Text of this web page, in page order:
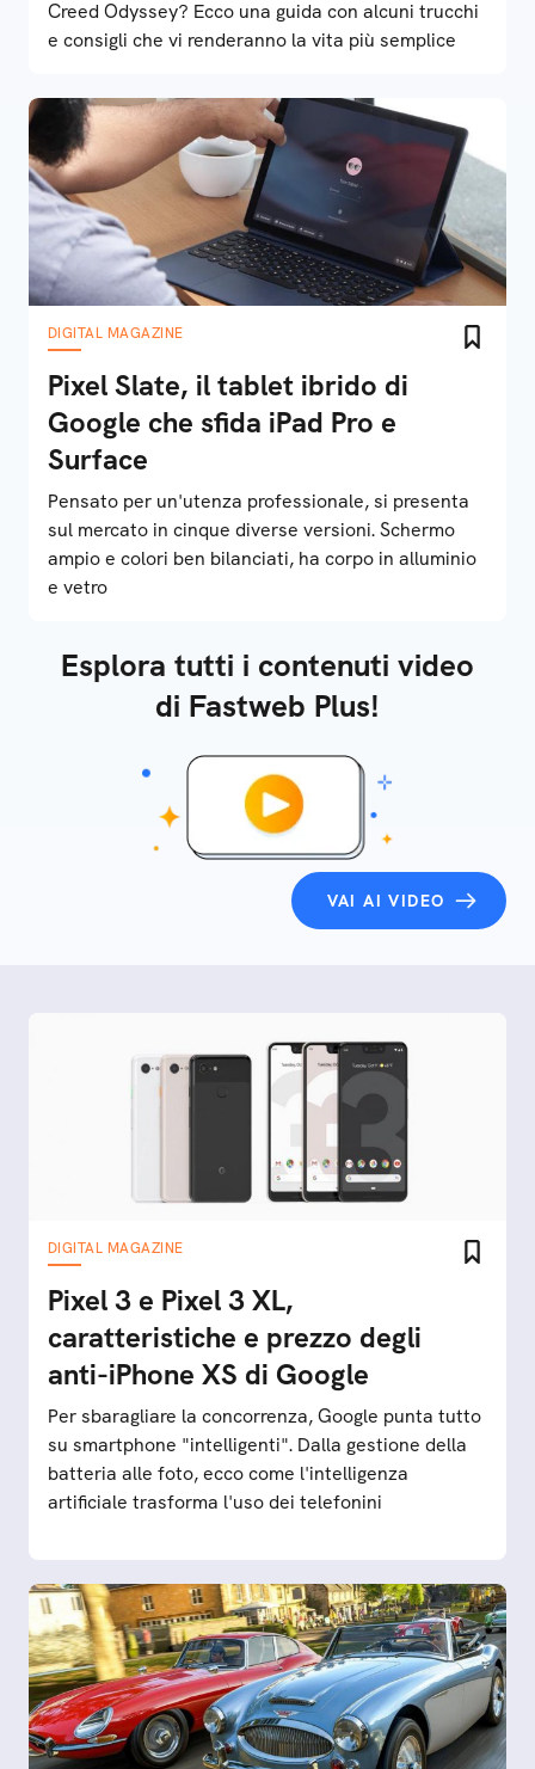
Creed Odyssey? Ecco una guida con alcuni trucchi
e consigli che vi renderanno la vita più semplice
DIGITAL MAGAZINE
Pixel Slate, il tablet ibrido di
Google che sfida iPad Pro e
Surface
Pensato per un'utenza professionale, si presenta
sul mercato in cinque diverse versioni. Schermo
ampio e colori ben bilanciati, ha corpo in alluminio
e vetro
Esplora tutti i contenuti video
di Fastweb Plus!
VAI AI VIDEO
DIGITAL MAGAZINE
Pixel 3 e Pixel 3 XL,
caratteristiche e prezzo degli
anti-iPhone XS di Google
Per sbaragliare la concorrenza, Google punta tutto
su smartphone "intelligenti". Dalla gestione della
batteria alle foto, ecco come l'intelligenza
artificiale trasforma l'uso dei telefonini